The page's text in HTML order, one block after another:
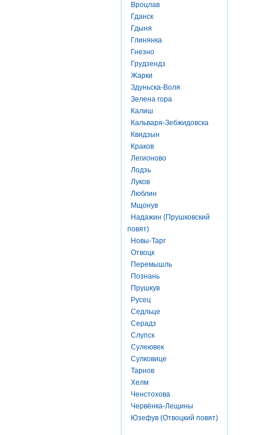
Вроцлав
Гданск
Гдыня
Глинянка
Гнезно
Грудзендз
Жарки
Здуньска-Воля
Зелена гора
Калиш
Кальваря-Зебжидовска
Квидзын
Краков
Легионово
Лодзь
Луков
Люблин
Мщонув
Надажин (Прушковский
повят)
Новы-Тарг
Отвоцк
Перемышль
Познань
Прушкув
Русец
Седльце
Серадз
Слупск
Сулеювек
Сулковице
Тарнов
Хелм
Ченстохова
Червёнка-Лещины
Юзефув (Отвоцкий повят)